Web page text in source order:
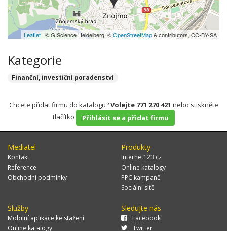
Leaflet | © GIScience Heidelberg, ©OpenStreetMap& contributors, CC-BY-SA
Kategorie
Finanční, investiční poradenství
Chcete přidat firmu do katalogu?Volejte 771 270 421 nebo stiskněte
tlačítko
Přihlásit se a přidat firmu
Mediatel
Kontakt
Reference
Obchodní podmínky
Produkty
Internet123.cz
Online katalogy
PPC kampaně
Sociální sítě
Služby
Mobilní aplikace ke stažení
Online katalogy
Sledujte nás
Facebook
Twitter